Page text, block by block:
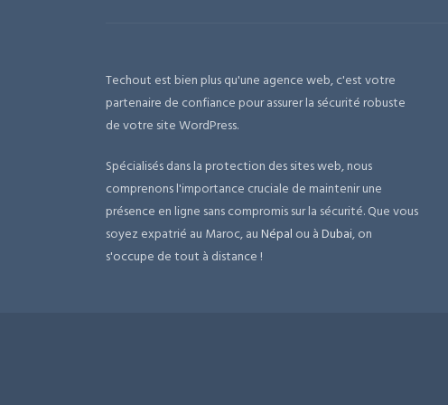
Techout est bien plus qu'une agence web, c'est votre
partenaire de confiance pour assurer la sécurité robuste
de votre site WordPress.
Spécialisés dans la protection des sites web, nous
comprenons l'importance cruciale de maintenir une
présence en ligne sans compromis sur la sécurité. Que vous
soyez expatrié au Maroc, auNépal ou àDubai, on
s'occupe de tout à distance !